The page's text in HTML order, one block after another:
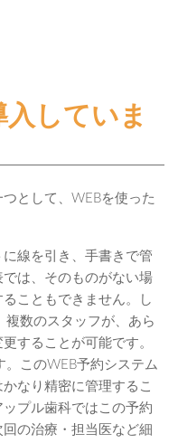
していま
として、WEBを使った
線を引き、手書きで管
は、そのものがない場
こともできません。し
複数のスタッフが、あら
することが可能です。
。このWEB予約システム
なり精密に管理するこ
プル歯科ではこの予約
の治療・担当医など細